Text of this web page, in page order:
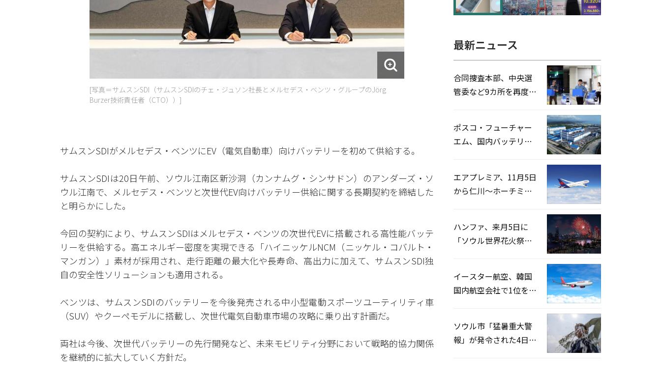
[写真＝サムスンSDI（サムスンSDIのチェ・ジュソン社長とメルセデス・ベンツ・グループのJörg
Burzer技術責任者（CTO））]
サムスンSDIがメルセデス・ベンツにEV（電気自動車）向けバッテリーを初めて供給する。
サムスンSDIは20日午前、ソウル江南区新沙洞（カンナムグ・シンサドン）のアンダーズ・ソ
ウル江南で、メルセデス・ベンツと次世代EV向けバッテリー供給に関する長期契約を締結した
と明らかにした。
今回の契約により、サムスンSDIはメルセデス・ベンツの次世代EVに搭載される高性能バッテ
リーを供給する。高エネルギー密度を実現できる「ハイニッケルNCM（ニッケル・コバルト・
マンガン）」素材が採用され、走行距離の最大化や長寿命、高出力に加えて、サムスンSDI独
自の安全性ソリューションも適用される。
ベンツは、サムスンSDIのバッテリーを今後発売される中小型電動スポーツユーティリティ車
（SUV）やクーペモデルに搭載し、次世代電気自動車市場の攻略に乗り出す計画だ。
両社は今後、次世代バッテリーの先行開発など、未来モビリティ分野において戦略的協力関係
を継続的に拡大していく方針だ。
検
最新ニュース
合同捜査本部、中央選
管委など9カ所を再度家
ポスコ・フューチャー
エム、国内バッテリー
エアプレミア、11月5日
から仁川〜ホーチミン
ハンファ、来月5日に
「ソウル世界花火祭り
イースター航空、韓国
国内航空会社で1位を記
ソウル市「猛暑重大警
報」が発令された4日、